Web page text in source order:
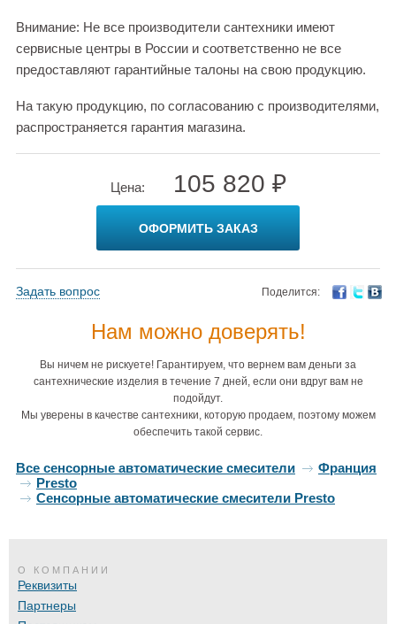
Внимание: Не все производители сантехники имеют
сервисные центры в России и соответственно не все
предоставляют гарантийные талоны на свою продукцию.
На такую продукцию, по согласованию с производителями,
распространяется гарантия магазина.
Цена: 105 820 ₽
ОФОРМИТЬ ЗАКАЗ
Задать вопрос Поделится:
Нам можно доверять!
Вы ничем не рискуете! Гарантируем, что вернем вам деньги за
сантехнические изделия в течение 7 дней, если они вдруг вам не
подойдут.
Мы уверены в качестве сантехники, которую продаем, поэтому можем
обеспечить такой сервис.
Все сенсорные автоматические смесители
Франция
Presto
Сенсорные автоматические смесители Presto
О КОМПАНИИ
Реквизиты
Партнеры